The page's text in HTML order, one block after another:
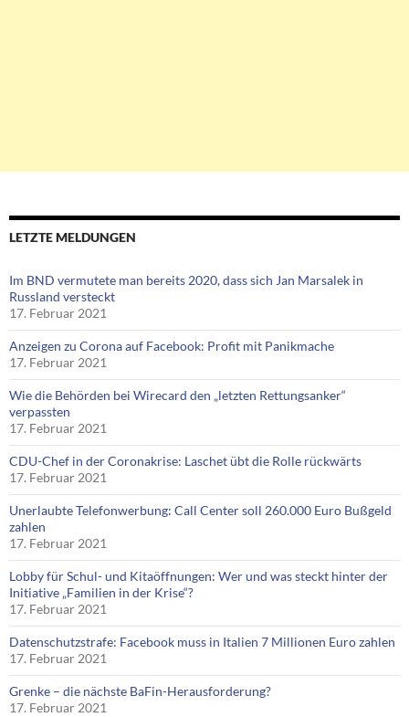
LETZTE MELDUNGEN
Im BND vermutete man bereits 2020, dass sich Jan Marsalek in
Russland versteckt
17. Februar 2021
Anzeigen zu Corona auf Facebook: Profit mit Panikmache
17. Februar 2021
Wie die Behörden bei Wirecard den „letzten Rettungsanker“
verpassten
17. Februar 2021
CDU-Chef in der Coronakrise: Laschet übt die Rolle rückwärts
17. Februar 2021
Unerlaubte Telefonwerbung: Call Center soll 260.000 Euro Bußgeld
zahlen
17. Februar 2021
Lobby für Schul- und Kitaöffnungen: Wer und was steckt hinter der
Initiative „Familien in der Krise“?
17. Februar 2021
Datenschutzstrafe: Facebook muss in Italien 7 Millionen Euro zahlen
17. Februar 2021
Grenke – die nächste BaFin-Herausforderung?
17. Februar 2021